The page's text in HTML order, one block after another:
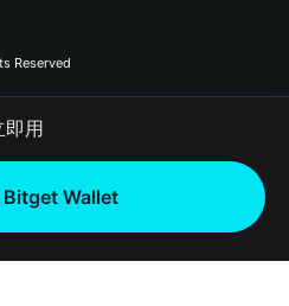
Reserved
用
Bitget Wallet